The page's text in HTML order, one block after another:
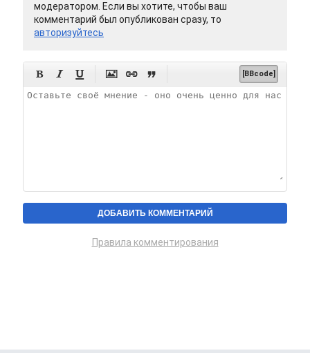
модератором. Если вы хотите, чтобы ваш
комментарий был опубликован сразу, то
авторизуйтесь
      [BBcode]
Правила комментирования